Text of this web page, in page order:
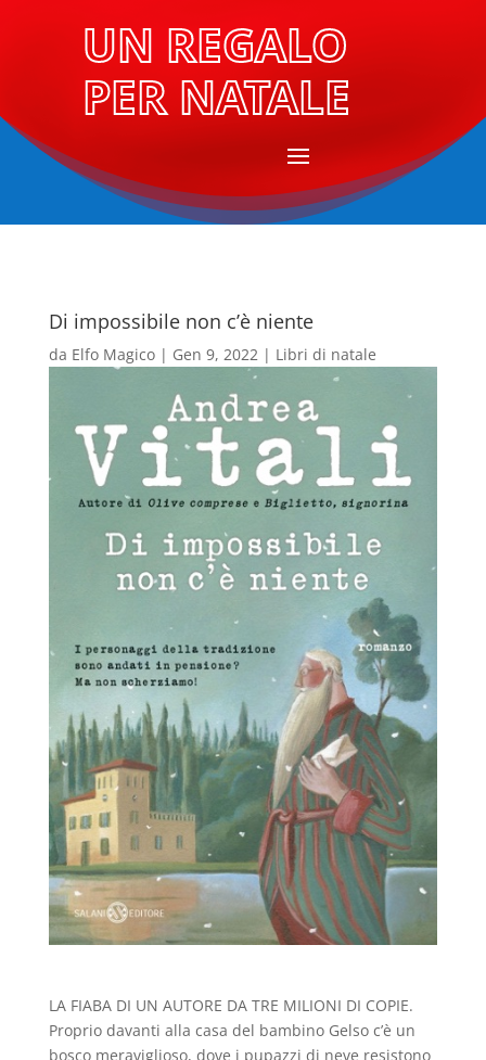
UN REGALO
PER NATALE
Di impossibile non c’è niente
da Elfo Magico| Gen 9, 2022| Libri di natale
LA FIABA DI UN AUTORE DA TRE MILIONI DI COPIE.
Proprio davanti alla casa del bambino Gelso c’è un
bosco meraviglioso, dove i pupazzi di neve resistono